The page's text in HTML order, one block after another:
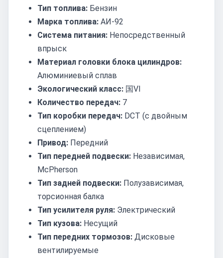
Тип топлива: Бензин
Марка топлива: АИ-92
Система питания: Непосредственный
впрыск
Материал головки блока цилиндров:
Алюминиевый сплав
Экологический класс: 国VI
Количество передач: 7
Тип коробки передач: DCT (с двойным
сцеплением)
Привод: Передний
Тип передней подвески: Независимая,
McPherson
Тип задней подвески: Полузависимая,
торсионная балка
Тип усилителя руля: Электрический
Тип кузова: Несущий
Тип передних тормозов: Дисковые
вентилируемые